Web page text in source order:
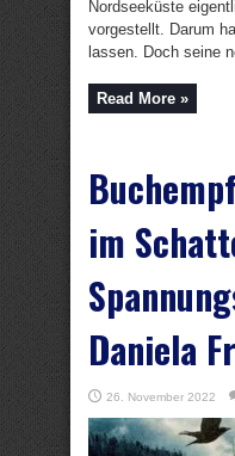
Nordseeküste
vorgestellt. Darum
lassen. Doch seine
Read More »
im
Daniela
26. November 2022